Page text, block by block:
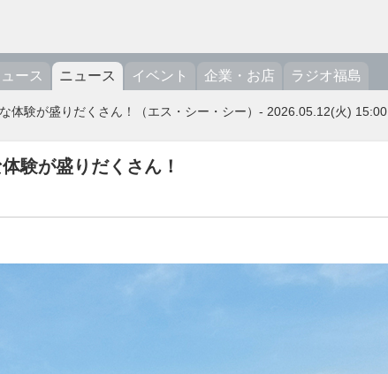
ース ニュース イベント 企業・お店 ラジオ福島
体験が盛りだくさん！（エス・シー・シー）- 2026.05.12(火) 15:00
験が盛りだくさん！